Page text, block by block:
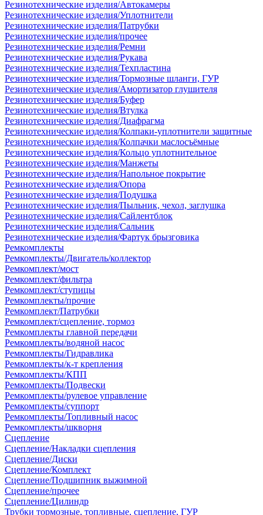
Резинотехнические изделия/Автокамеры
Резинотехнические изделия/Уплотнители
Резинотехнические изделия/Патрубки
Резинотехнические изделия/прочее
Резинотехнические изделия/Ремни
Резинотехнические изделия/Рукава
Резинотехнические изделия/Техпластина
Резинотехнические изделия/Тормозные шланги, ГУР
Резинотехнические изделия/Амортизатор глушителя
Резинотехнические изделия/Буфер
Резинотехнические изделия/Втулка
Резинотехнические изделия/Диафрагма
Резинотехнические изделия/Колпаки-уплотнители защитные
Резинотехнические изделия/Колпачки маслосъёмные
Резинотехнические изделия/Кольцо уплотнительное
Резинотехнические изделия/Манжеты
Резинотехнические изделия/Напольное покрытие
Резинотехнические изделия/Опора
Резинотехнические изделия/Подушка
Резинотехнические изделия/Пыльник, чехол, заглушка
Резинотехнические изделия/Сайлентблок
Резинотехнические изделия/Сальник
Резинотехнические изделия/Фартук брызговика
Ремкомплекты
Ремкомплекты/Двигатель/коллектор
Ремкомплект/мост
Ремкомплект/фильтра
Ремкомплект/ступицы
Ремкомплекты/прочие
Ремкомплект/Патрубки
Ремкомплект/сцепление, тормоз
Ремкомплекты главной передачи
Ремкомплекты/водяной насос
Ремкомплекты/Гидравлика
Ремкомплекты/к-т крепления
Ремкомплекты/КПП
Ремкомплекты/Подвески
Ремкомплекты/рулевое управление
Ремкомплекты/суппорт
Ремкомплекты/Топливный насос
Ремкомплекты/шкворня
Сцепление
Сцепление/Накладки сцепления
Сцепление/Диски
Сцепление/Комплект
Сцепление/Подшипник выжимной
Сцепление/прочее
Сцепление/Цилиндр
Трубки тормозные, топливные, сцепление, ГУР